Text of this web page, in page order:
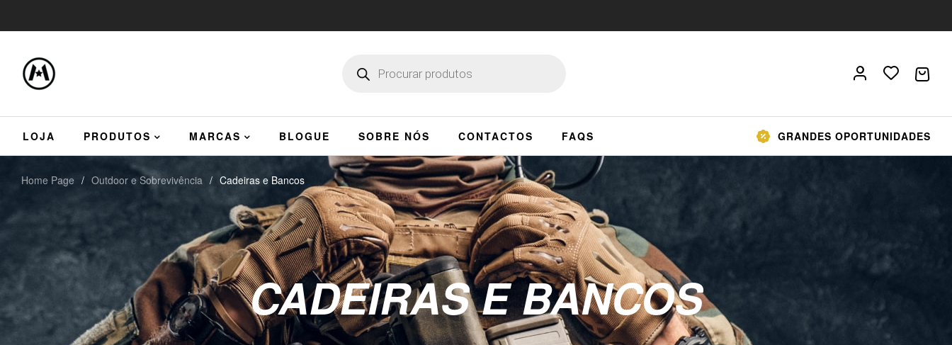
LOJA PRODUTOS MARCAS BLOGUE SOBRE NÓS CONTACTOS FAQS GRANDES OPORTUNIDADES
CADEIRAS E BANCOS
Home Page / Outdoor e Sobrevivência / Cadeiras e Bancos